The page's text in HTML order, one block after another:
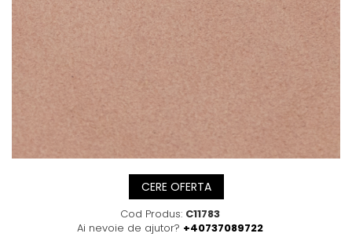
Posete
Rucsac
Plic
Saculet
Borsete
Mov
Visiniu
Maro
Albastru
CERE OFERTA
Cod Produs: C11783
Ai nevoie de ajutor? +40737089722